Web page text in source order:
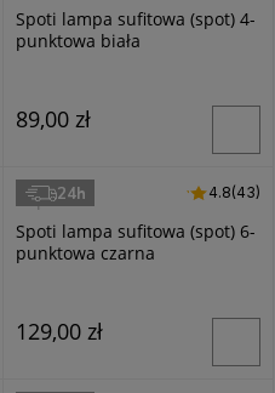
Spoti lampa sufitowa (spot) 4-
punktowa biała
89,00 zł
Superled
Spoti lampa sufitowa (spot) 6-
punktowa czarna
4.8 (43)
4.8(43)
129,00 zł
24h